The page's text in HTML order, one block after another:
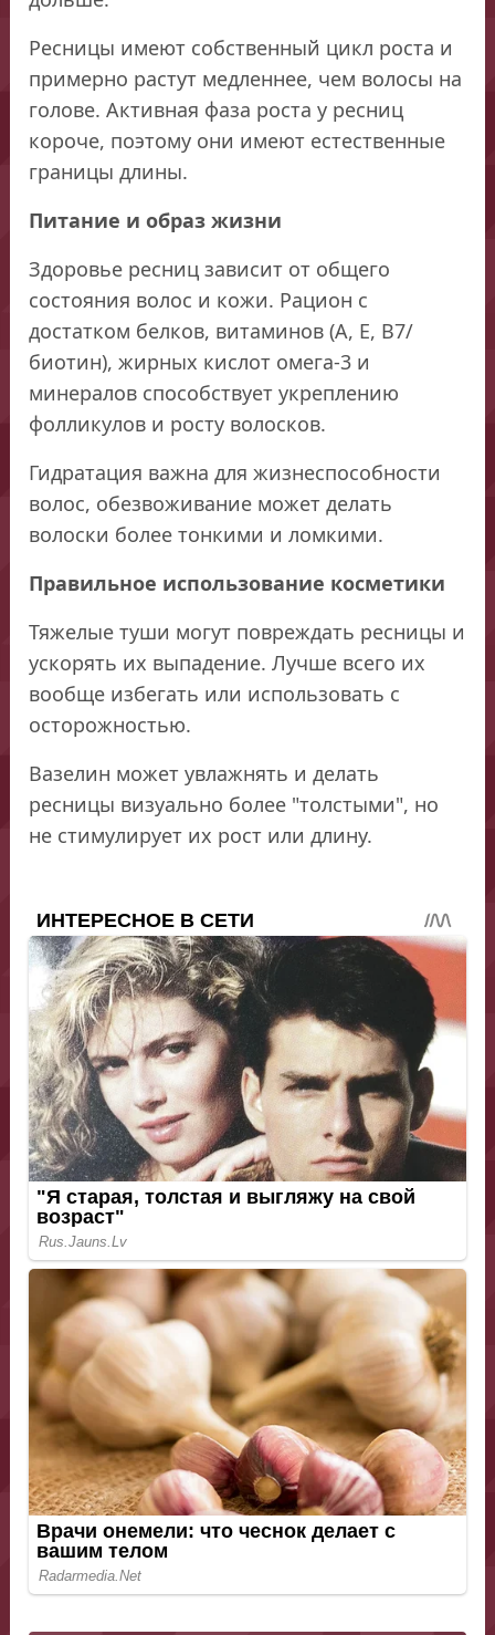
Ресницы имеют собственный цикл роста и
примерно растут медленнее, чем волосы на
голове. Активная фаза роста у ресниц
короче, поэтому они имеют естественные
границы длины.
Питание и образ жизни
Здоровье ресниц зависит от общего
состояния волос и кожи. Рацион с
достатком белков, витаминов (A, E, B7/
биотин), жирных кислот омега-3 и
минералов способствует укреплению
фолликулов и росту волосков.
Гидратация важна для жизнеспособности
волос, обезвоживание может делать
волоски более тонкими и ломкими.
Правильное использование косметики
Тяжелые туши могут повреждать ресницы и
ускорять их выпадение. Лучше всего их
вообще избегать или использовать с
осторожностью.
Вазелин может увлажнять и делать
ресницы визуально более "толстыми", но
не стимулирует их рост или длину.